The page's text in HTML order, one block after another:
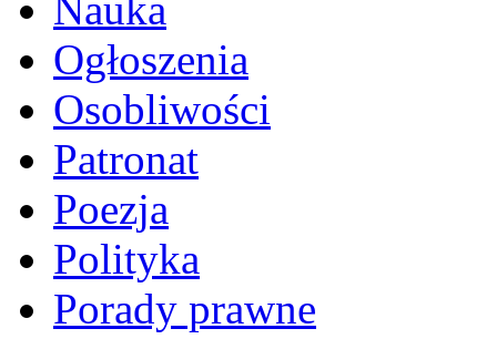
Nauka
Ogłoszenia
Osobliwości
Patronat
Poezja
Polityka
Porady prawne